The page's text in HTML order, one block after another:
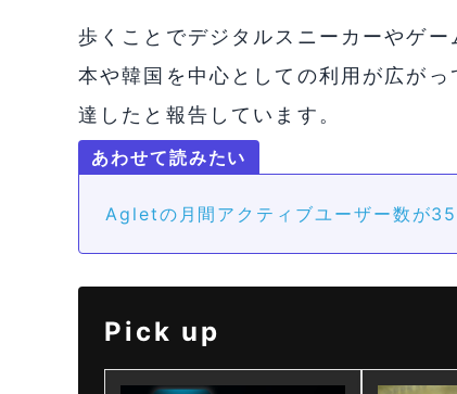
歩くことでデジタルスニーカーやゲ
本や韓国を中心としての利用が広が
達したと報告しています。
Agletの月間アクティブユーザー数が
Pick up